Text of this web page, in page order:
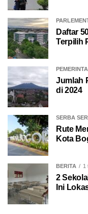
Daftar
Terpilih
Jumlah
di 2024
SERBA
Rute
Kota
BERITA 1
2
Ini